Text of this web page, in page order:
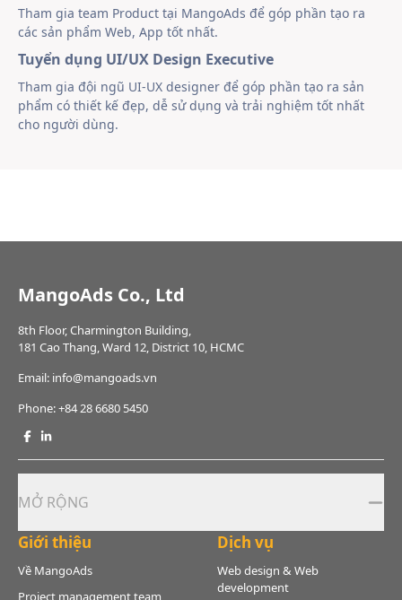
Tham gia team Product tại MangoAds để góp phần tạo ra
các sản phẩm Web, App tốt nhất.
Tuyển dụng UI/UX Design Executive
Tham gia đội ngũ UI-UX designer để góp phần tạo ra sản
phẩm có thiết kế đẹp, dễ sử dụng và trải nghiệm tốt nhất
cho người dùng.
MangoAds Co., Ltd
8th Floor, Charmington Building,
181 Cao Thang, Ward 12, District 10, HCMC
Email: info@mangoads.vn
Phone:+84 28 6680 5450
MỞ RỘNG
Giới thiệu
Về MangoAds
Project management team
Dịch vụ
Web design & Web
development